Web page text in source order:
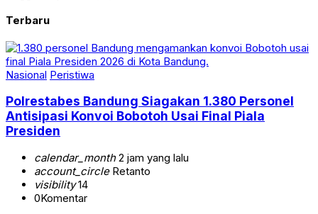
Terbaru
Nasional Peristiwa
Polrestabes Bandung Siagakan 1.380 Personel
Antisipasi Konvoi Bobotoh Usai Final Piala
Presiden
calendar_month2 jam yang lalu
account_circleRetanto
visibility14
0Komentar